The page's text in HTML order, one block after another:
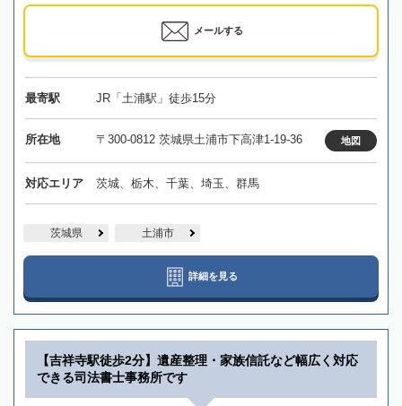
メールする
最寄駅 JR「土浦駅」徒歩15分
所在地 〒300-0812 茨城県土浦市下高津1-19-36 地図
対応エリア 茨城、栃木、千葉、埼玉、群馬
茨城県 土浦市
詳細を見る
【吉祥寺駅徒歩2分】遺産整理・家族信託など幅広く対応
できる司法書士事務所です